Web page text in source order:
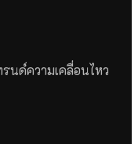
รนด์ความเคลื่อนไหว